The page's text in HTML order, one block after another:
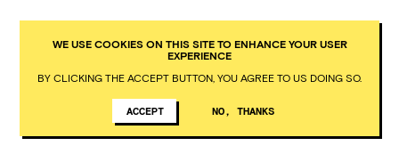
WE USE COOKIES ON THIS SITE TO ENHANCE YOUR USER
EXPERIENCE
BY CLICKING THE ACCEPT BUTTON, YOU AGREE TO US DOING SO.
ACCEPT NO, THANKS